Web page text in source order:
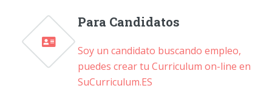
Para Candidatos
Soy un candidato buscando empleo,
puedes crear tu Curriculum on-line en
SuCurriculum.ES